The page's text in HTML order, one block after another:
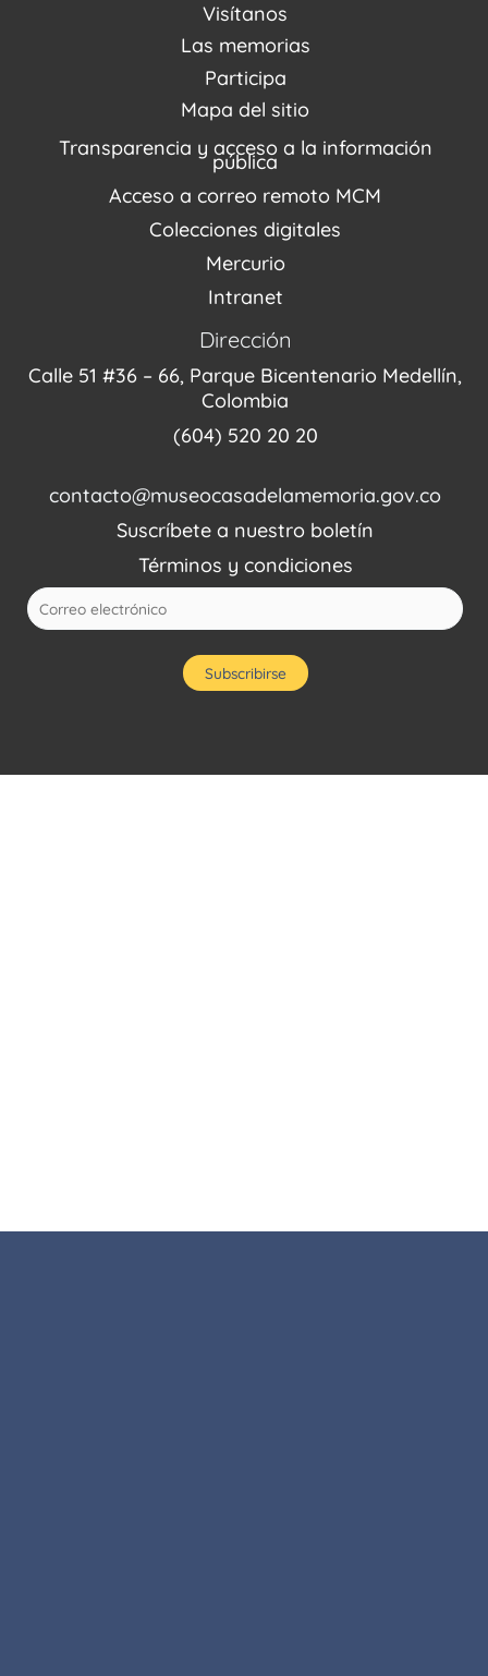
Acerca de nosotros
Noticias
Visítanos
Visítanos
Reserva tus espacios
Agenda / Programación
Recorridos Virtuales
Las memorias
Centro de Recursos
Repositorio (MUSEO / CASA / MEMORIA)
Narrativas del conflicto
Proyectos
Enlaces de memorias
Fondo Editorial
Participa
Estímulos
Mapa del sitio
Transparencia y acceso a la información
pública
Acceso a correo remoto MCM
Colecciones digitales
Mercurio
Intranet
Dirección
Calle 51 #36 – 66, Parque Bicentenario Medellín,
Colombia
(604) 520 20 20
contacto@museocasadelamemoria.gov.co
Suscríbete a nuestro boletín
Términos y condiciones